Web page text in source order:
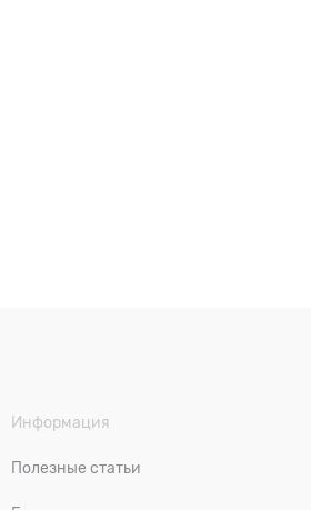
Информация
Полезные статьи